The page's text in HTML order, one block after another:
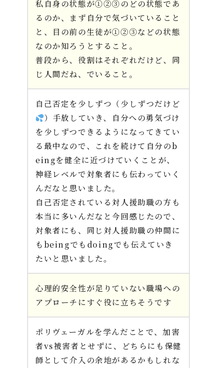
私自身の状態が①②③のどの状態であ
るのか、まず自分で気づいていること
と、目の前の生徒が①②③などの状態
なのか知ろうとすること。
普段から、役割はそれぞれだけど、同
じ人間だね、でいること。
自己否定を少しずつ（少しずつだけど
）手放していき、自分への勇気づけ
を少しずつできるようになってきてい
る最中なので、これを続けて自分のb
eingを健全に近づけていくことが、
神経レベルで対象者にも伝わっていく
んだなと思いました。
自己否定されている対人援助職の方も
本当に多いんだなと今回感じたので、
対象者にも、同じ対人援助職の仲間に
もbeingでもdoingでも伝えていき
たいと思いました。
心理的安全性が足りていない職場への
アプローチにすぐ役に立ちそうです
ポリヴェーガルを学んだことで、加害
者vs被害者とせずに、どちらにも保健
師として介入の余地があるかもしれな